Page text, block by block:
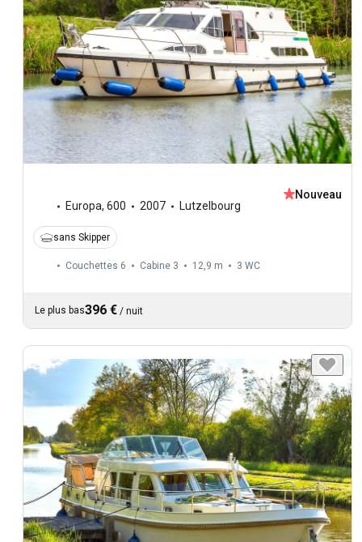
Europa, 600 2007 Lutzelbourg
Nouveau
sans Skipper
Couchettes 6 Cabine 3 12,9 m 3 WC
Le plus bas396 € / nuit